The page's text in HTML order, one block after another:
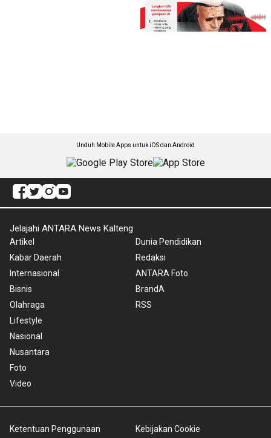
Unduh Mobile Apps untuk iOS dan Android
Jelajahi ANTARA News Kalteng
Artikel
Kabar Daerah
Internasional
Bisnis
Olahraga
Lifestyle
Nasional
Nusantara
Foto
Video
Dunia Pendidikan
Redaksi
ANTARA Foto
BrandA
RSS
Ketentuan Penggunaan Kebijakan Cookie